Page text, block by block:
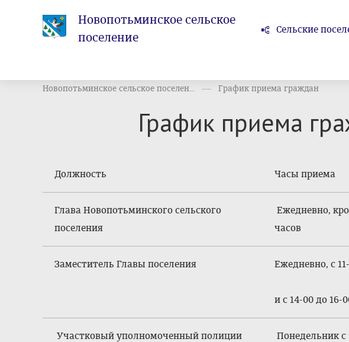
Новопотьминское сельское
поселение
Сельские
Новопотьминское сельское поселен... График приема граждан
График приема
Должность Часы приема
Глава Новопотьминского сельского
поселения
Ежедневно,
часов
Заместитель Главы поселения Ежедневно, с
и с 14-00 до 16-
Участковый уполномоченный полиции Понедельник с